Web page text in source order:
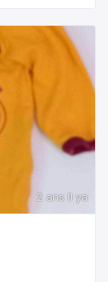
2 ans Il ya